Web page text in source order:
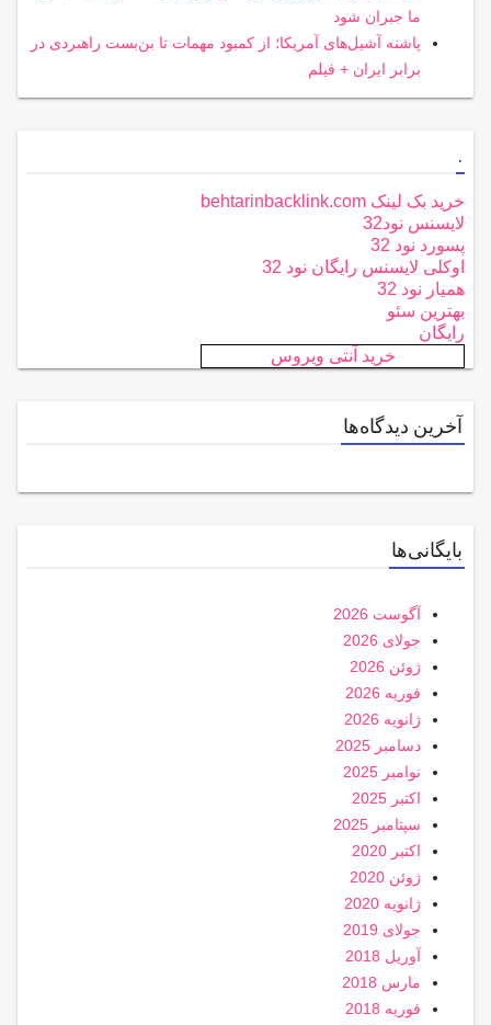
ما جبران شود
پاشنه آشیل‌های آمریکا؛ از کمبود مهمات تا بن‌بست راهبردی در
برابر ایران + فیلم
.
خرید بک لینک behtarinbacklink.com
لایسنس نود32
پسورد نود 32
اوکلی لایسنس رایگان نود 32
همیار نود 32
بهترین سئو
رایگان
خرید آنتی ویروس
آخرین دیدگاه‌ها
بایگانی‌ها
آگوست 2026
جولای 2026
ژوئن 2026
فوریه 2026
ژانویه 2026
دسامبر 2025
نوامبر 2025
اکتبر 2025
سپتامبر 2025
اکتبر 2020
ژوئن 2020
ژانویه 2020
جولای 2019
آوریل 2018
مارس 2018
فوریه 2018